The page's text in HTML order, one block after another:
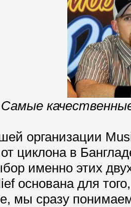
Самые
организации
циклона в
именно этих
основана для
мы сразу